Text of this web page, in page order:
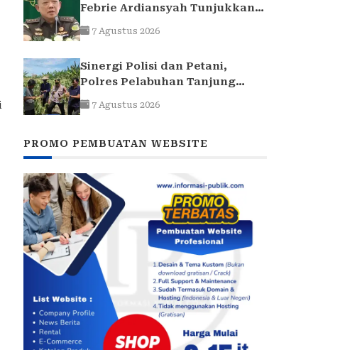
Febrie Ardiansyah Tunjukkan
Sikap dan Hormati Proses
Hukum, Bukan Ajukan
7 Agustus 2026
Sinergi Polisi dan Petani,
Polres Pelabuhan Tanjung
Perak Panen Jagung Pulut
Ketan Ungu
7 Agustus 2026
PROMO PEMBUATAN WEBSITE